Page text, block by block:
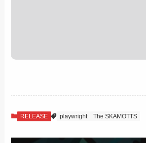
RELEASE playwright The SKAMOTTS